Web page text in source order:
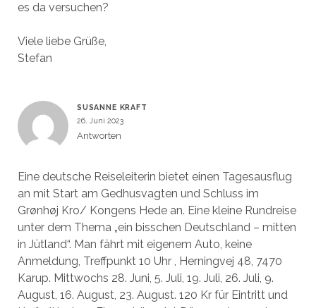
es da versuchen?
Viele liebe Grüße,
Stefan
SUSANNE KRAFT
26. Juni 2023
Antworten
Eine deutsche Reiseleiterin bietet einen Tagesausflug
an mit Start am Gedhusvagten und Schluss im
Grønhøj Kro/ Kongens Hede an. Eine kleine Rundreise
unter dem Thema „ein bisschen Deutschland – mitten
in Jütland“. Man fährt mit eigenem Auto, keine
Anmeldung, Treffpunkt 10 Uhr , Herningvej 48, 7470
Karup. Mittwochs 28. Juni, 5. Juli, 19. Juli, 26. Juli, 9.
August, 16. August, 23. August. 120 Kr für Eintritt und